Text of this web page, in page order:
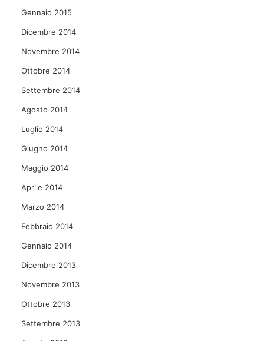
Gennaio 2015
Dicembre 2014
Novembre 2014
Ottobre 2014
Settembre 2014
Agosto 2014
Luglio 2014
Giugno 2014
Maggio 2014
Aprile 2014
Marzo 2014
Febbraio 2014
Gennaio 2014
Dicembre 2013
Novembre 2013
Ottobre 2013
Settembre 2013